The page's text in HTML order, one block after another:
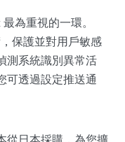
為重視的一環。
保護並對用戶敏感
測系統識別異常活
可透過設定推送通
從日本採購，為您擴